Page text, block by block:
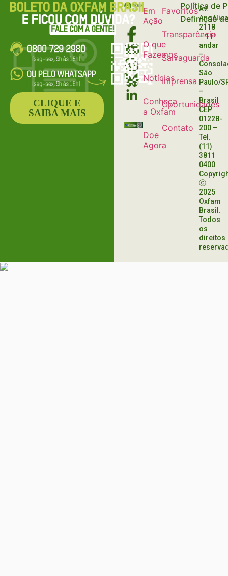
Em
Ação
O que
Fazemos
Notícias
Conheça
a Oxfam
Doe
Agora
Favoritos
Transparência
Salvaguarda
Imprensa
Oportunidades
Contato
Política de
Definição
Av.
2118
– 11º
andar
–
São
Paulo/
–
Brasil
CEP
01228-
200 –
Tel.
(11)
3811
0400
ⓒ
2025
Oxfam
Brasil.
Todos
os
direitos
CLIQUE E
SAIBA MAIS